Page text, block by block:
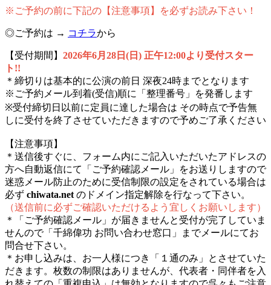
※ご予約の前に下記の【注意事項】を必ずお読み下さい！
◎ご予約は → コチラから
【受付期間】 2026年6月28日(日) 正午12:00より受付スター
ト!!
＊締切りは基本的に公演の前日 深夜24時までとなります
※ご予約メール到着(受信)順に「整理番号」を発番します
※受付締切日以前に定員に達した場合は その時点で予告無
しに受付を終了させていただきますので予めご了承ください
【注意事項】
＊送信後すぐに、フォーム内にご記入いただいたアドレスの
方へ自動返信にて「ご予約確認メール」をお送りしますので
迷惑メール防止のために受信制限の設定をされている場合は
必ず chiwata.netのドメイン指定解除を行なって下さい。
（送信前に必ずご確認いただけるよう宜しくお願いします）
＊「ご予約確認メール」が届きませんと受付が完了していま
せんので「千綿偉功 お問い合わせ窓口」までメールにてお
問合せ下さい。
＊お申し込みは、お一人様につき「１通のみ」とさせていた
だきます。枚数の制限はありませんが、代表者・同伴者を入